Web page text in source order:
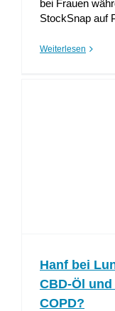
bei Frauen
StockSnap auf
Weiterlesen
Hanf bei
CBD-Öl
COPD?